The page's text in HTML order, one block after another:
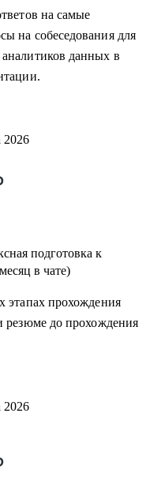
аналитикам
повысить свой грейд;
ищут свою первую
из стартапа в
из смежной
релоцироваться в
на самые
на собеседования для
данных в
2026
подготовка к
в чате)
этапах прохождения
резюме до прохождения
2026